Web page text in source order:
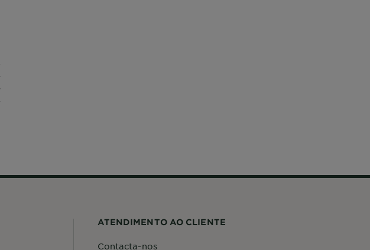
ATENDIMENTO AO CLIENTE
Contacta-nos